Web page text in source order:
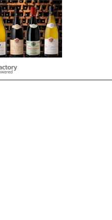
mit
Shop